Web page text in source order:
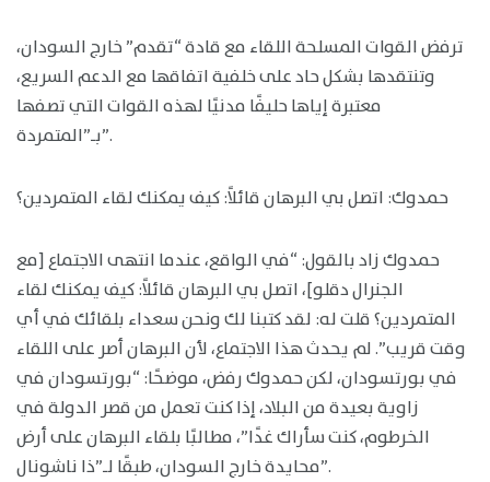
ترفض القوات المسلحة اللقاء مع قادة “تقدم” خارج السودان،
وتنتقدها بشكل حاد على خلفية اتفاقها مع الدعم السريع،
معتبرة إياها حليفًا مدنيًا لهذه القوات التي تصفها
بـ”المتمردة”.
حمدوك: اتصل بي البرهان قائلاً: كيف يمكنك لقاء المتمردين؟
حمدوك زاد بالقول: “في الواقع، عندما انتهى الاجتماع [مع
الجنرال دقلو]، اتصل بي البرهان قائلاً: كيف يمكنك لقاء
المتمردين؟ قلت له: لقد كتبنا لك ونحن سعداء بلقائك في أي
وقت قريب”. لم يحدث هذا الاجتماع، لأن البرهان أصر على اللقاء
في بورتسودان، لكن حمدوك رفض، موضحًا: “بورتسودان في
زاوية بعيدة من البلاد، إذا كنت تعمل من قصر الدولة في
الخرطوم، كنت سأراك غدًا”، مطالبًا بلقاء البرهان على أرض
محايدة خارج السودان، طبقًا لـ”ذا ناشونال”.